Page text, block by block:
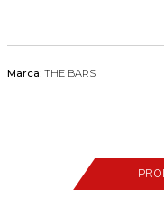
Marca: THE BARS